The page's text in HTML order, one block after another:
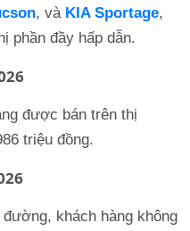
, và KIA Sportage,
phần đầy hấp dẫn.
được bán trên thị
triệu đồng.
khách hàng không